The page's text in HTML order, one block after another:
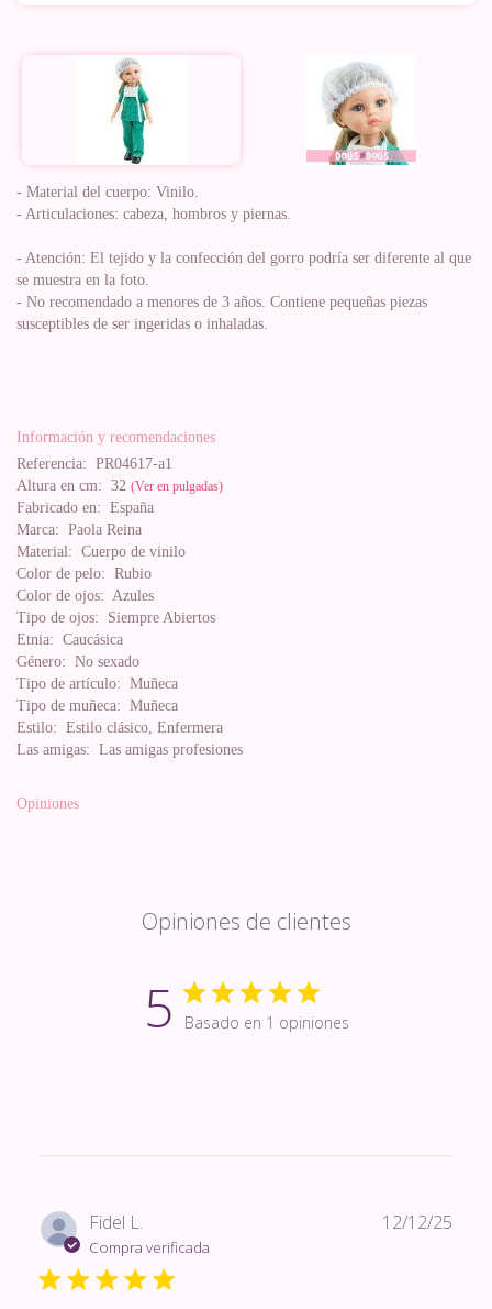
- Material del cuerpo: Vinilo.
- Articulaciones: cabeza, hombros y piernas.
- Atención: El tejido y la confección del gorro podría ser diferente al que
se muestra en la foto.
- No recomendado a menores de 3 años. Contiene pequeñas piezas
susceptibles de ser ingeridas o inhaladas.
Información y recomendaciones
Referencia: PR04617-a1
Altura en cm: 32 (Ver en pulgadas)
Fabricado en: España
Marca: Paola Reina
Material: Cuerpo de vinilo
Color de pelo: Rubio
Color de ojos: Azules
Tipo de ojos: Siempre Abiertos
Etnia: Caucásica
Género: No sexado
Tipo de artículo: Muñeca
Tipo de muñeca: Muñeca
Estilo: Estilo clásico, Enfermera
Las amigas: Las amigas profesiones
Opiniones
Opiniones de clientes
5 Basado en 1 opiniones
Fidel L.
Compra verificada
12/12/25